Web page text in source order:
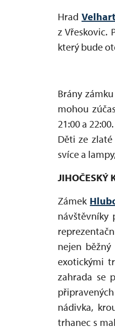
Hrad
z Vřeskovic.
který bude
Brány zámku
mohou
21:00 a
Děti ze
svíce a
JIHOČESKÝ
Zámek
návštěvníky
nejen
exotickými
zahrada se
nádivka,
trhanec s